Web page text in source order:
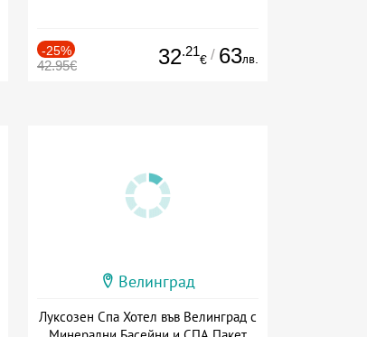
-25%
42.95€ 32.21
€ / 63лв.
Велинград
Луксозен Спа Хотел във Велинград с